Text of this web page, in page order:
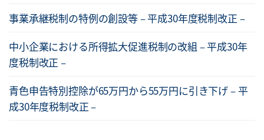
事業承継税制の特例の創設等 – 平成30年度税制改正 –
中小企業における所得拡大促進税制の改組 – 平成30年
度税制改正 –
青色申告特別控除が65万円から55万円に引き下げ – 平
成30年度税制改正 –